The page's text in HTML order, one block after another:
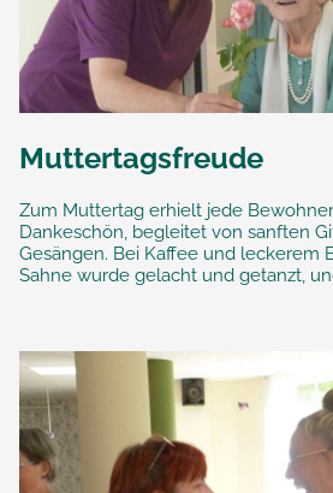
Muttertagsfreude
Zum Muttertag erhielt jede
Dankeschön, begleitet von sanften
Gesängen. Bei Kaffee und leckerem
Sahne wurde gelacht und getanzt,